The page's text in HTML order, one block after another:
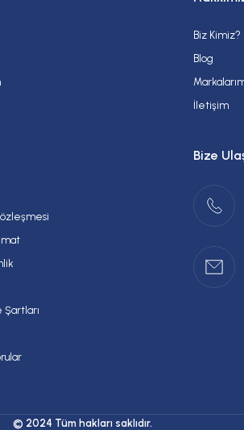
Biz Kimiz?
Blog
İletişim
Bize
© 2024 Tüm hakları saklıdır.